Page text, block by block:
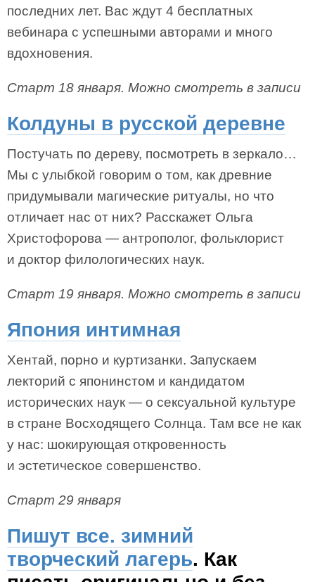
последних лет. Вас ждут 4 бесплатных
вебинара с успешными авторами и много
вдохновения.
Старт 18 января. Можно смотреть в записи
Колдуны в русской деревне
Постучать по дереву, посмотреть в зеркало…
Мы с улыбкой говорим о том, как древние
придумывали магические ритуалы, но что
отличает нас от них? Расскажет Ольга
Христофорова — антрополог, фольклорист
и доктор филологических наук.
Старт 19 января. Можно смотреть в записи
Япония интимная
Хентай, порно и куртизанки. Запускаем
лекторий с японинстом и кандидатом
исторических наук — о сексуальной культуре
в стране Восходящего Солнца. Там все не как
у нас: шокирующая откровенность
и эстетическое совершенство.
Старт 29 января
Пишут все. зимний
творческий лагерь. Как